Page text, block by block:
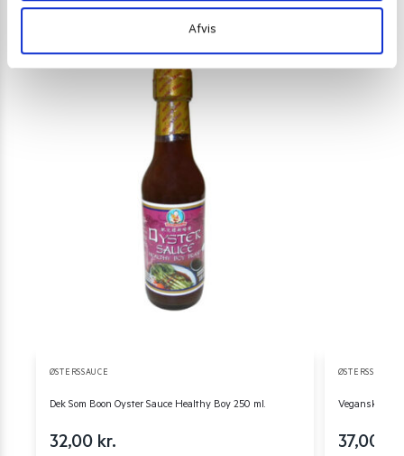
Afvis
ØSTERSSAUCE
Dek Som Boon Oyster Sauce Healthy Boy 250 ml.
32,00 kr.
ØSTERSSAUCE
Vegansk
37,00